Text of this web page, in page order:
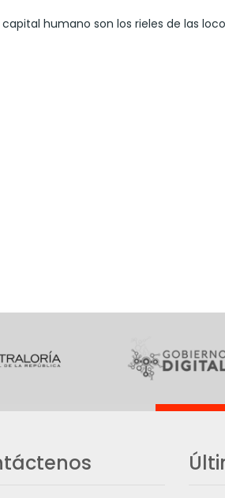
humano son los rieles de las